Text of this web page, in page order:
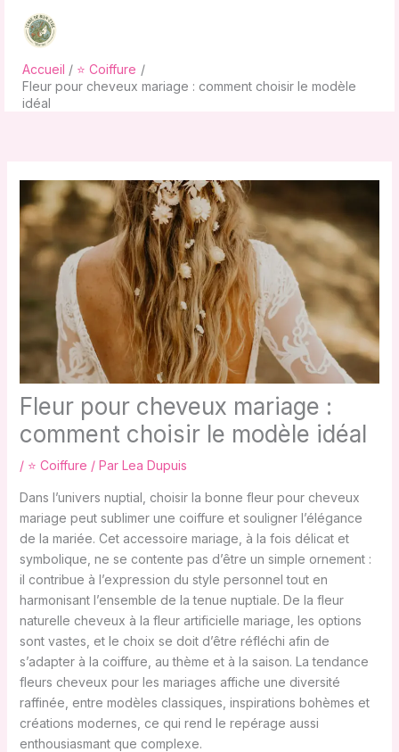
contenu
Accueil
⭐ Coiffure
Fleur pour cheveux mariage : comment choisir le modèle
idéal
Fleur pour cheveux mariage :
comment choisir le modèle idéal
/ ⭐ Coiffure / Par Lea Dupuis
Dans l’univers nuptial, choisir la bonne fleur pour cheveux
mariage peut sublimer une coiffure et souligner l’élégance
de la mariée. Cet accessoire mariage, à la fois délicat et
symbolique, ne se contente pas d’être un simple ornement :
il contribue à l’expression du style personnel tout en
harmonisant l’ensemble de la tenue nuptiale. De la fleur
naturelle cheveux à la fleur artificielle mariage, les options
sont vastes, et le choix se doit d’être réfléchi afin de
s’adapter à la coiffure, au thème et à la saison. La tendance
fleurs cheveux pour les mariages affiche une diversité
raffinée, entre modèles classiques, inspirations bohèmes et
créations modernes, ce qui rend le repérage aussi
enthousiasmant que complexe.